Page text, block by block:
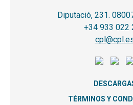
Diputació, 231.
+34 933 022
TÉRMINOS Y